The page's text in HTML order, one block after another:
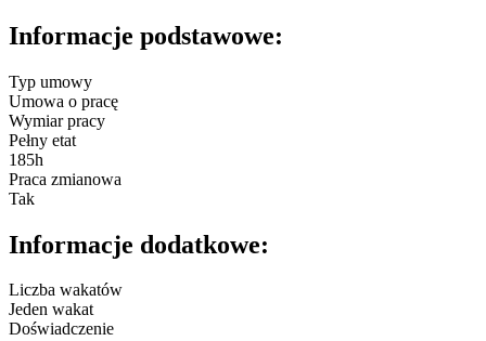
Informacje podstawowe:
Typ umowy
Umowa o pracę
Wymiar pracy
Pełny etat
185h
Praca zmianowa
Tak
Informacje dodatkowe:
Liczba wakatów
Jeden wakat
Doświadczenie